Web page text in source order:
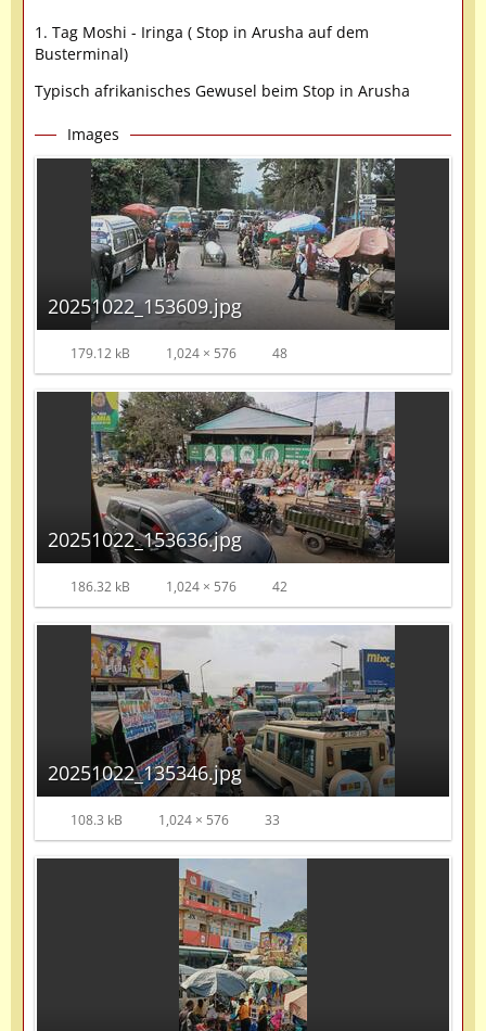
1. Tag Moshi - Iringa ( Stop in Arusha auf dem
Busterminal)
Typisch afrikanisches Gewusel beim Stop in Arusha
Images
20251022_153609.jpg
179.12 kB 1,024 × 576 48
20251022_153636.jpg
186.32 kB 1,024 × 576 42
20251022_135346.jpg
108.3 kB 1,024 × 576 33